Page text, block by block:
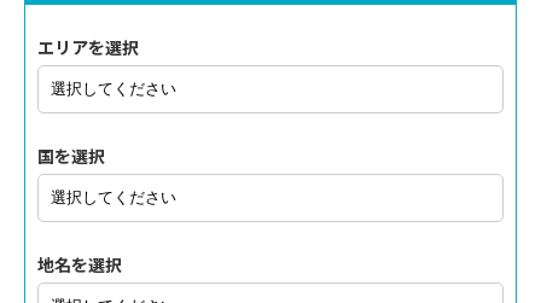
エリアを選択
国を選択
地名を選択